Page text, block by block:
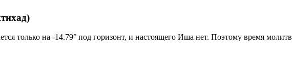
только на -14.79° под горизонт, и настоящего Иша нет. Поэтому время